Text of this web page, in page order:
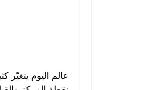
عالم اليوم يتغيّر